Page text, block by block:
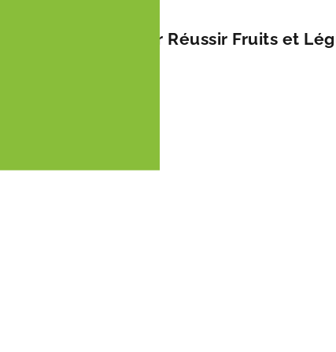
ou verte par Réussir Fruits et